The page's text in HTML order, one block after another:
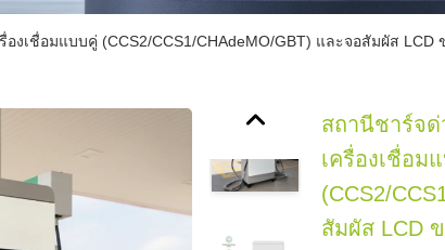
งเชื่อมแบบคู่ (CCS2/CCS1/CHAdeMO/GBT) และจอสัมผัส
สถานีชาร์จด่
เครื่องเชื่อม
(CCS2/
สัมผัส LCD